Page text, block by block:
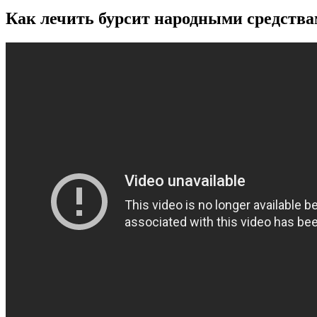
Как лечить бурсит народными